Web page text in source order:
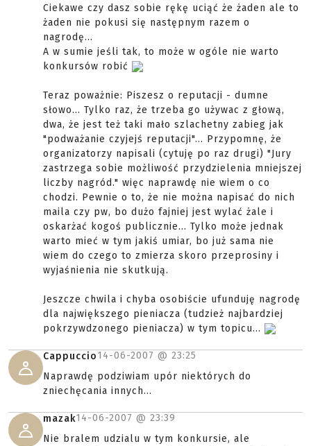
Ciekawe czy dasz sobie rękę uciąć że żaden ale to
żaden nie pokusi się następnym razem o
nagrodę...
A w sumie jeśli tak, to może w ogóle nie warto
konkursów robić
Teraz poważnie: Piszesz o reputacji - dumne
słowo... Tylko raz, że trzeba go używac z głową,
dwa, że jest też taki mało szlachetny zabieg jak
"podważanie czyjejś reputacji"... Przypomnę, że
organizatorzy napisali (cytuję po raz drugi) "Jury
zastrzega sobie możliwość przydzielenia mniejszej
liczby nagród." więc naprawdę nie wiem o co
chodzi. Pewnie o to, że nie można napisać do nich
maila czy pw, bo dużo fajniej jest wylać żale i
oskarżać kogoś publicznie... Tylko może jednak
warto mieć w tym jakiś umiar, bo już sama nie
wiem do czego to zmierza skoro przeprosiny i
wyjaśnienia nie skutkują.
Jeszcze chwila i chyba osobiście ufunduję nagrodę
dla największego pieniacza (tudzież najbardziej
pokrzywdzonego pieniacza) w tym topicu...
Cappuccio14-06-2007 @ 23:25
Naprawdę podziwiam upór niektórych do
zniechęcania innych...
mazak14-06-2007 @ 23:39
Nie bralem udzialu w tym konkursie, ale